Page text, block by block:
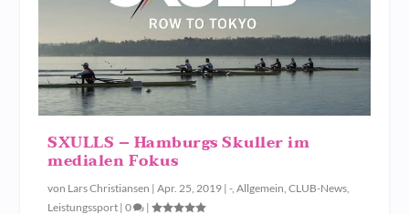
SXULLS – Hamburgs Skuller im
medialen Fokus
von Lars Christiansen |Apr. 25, 2019 |-,Allgemein ,CLUB-News
Leistungssport |0 |